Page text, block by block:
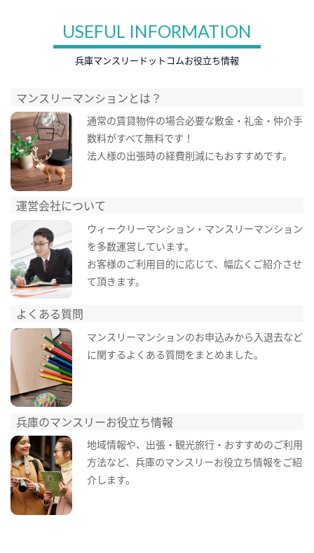
USEFUL INFORMATION
兵庫マンスリードットコムお役立ち情報
マンスリーマンションとは？
通常の賃貸物件の場合必要な敷金・礼金・仲介手
数料がすべて無料です！
法人様の出張時の経費削減にもおすすめです。
運営会社について
ウィークリーマンション・マンスリーマンション
を多数運営しています。
お客様のご利用目的に応じて、幅広くご紹介させ
て頂きます。
よくある質問
マンスリーマンションのお申込みから入退去など
に関するよくある質問をまとめました。
兵庫のマンスリーお役立ち情報
地域情報や、出張・観光旅行・おすすめのご利用
方法など、兵庫のマンスリーお役立ち情報をご紹
介します。